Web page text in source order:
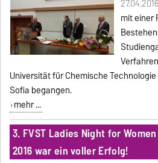
mit einer
Universität für Chemische Technologie
Sofia begangen.
mehr ...
3. FVST Ladies Night for
2016 war ein voller Erfolg!